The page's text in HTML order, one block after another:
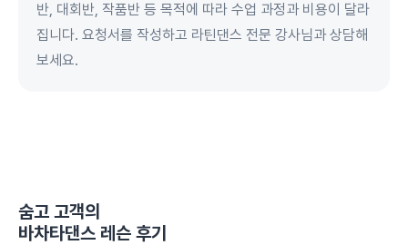
반, 대회반, 작품반 등 목적에 따라 수업 과정과 비용이 달라
집니다. 요청서를 작성하고 라틴댄스 전문 강사님과 상담해
보세요.
숨고 고객의
바차타댄스 레슨 후기